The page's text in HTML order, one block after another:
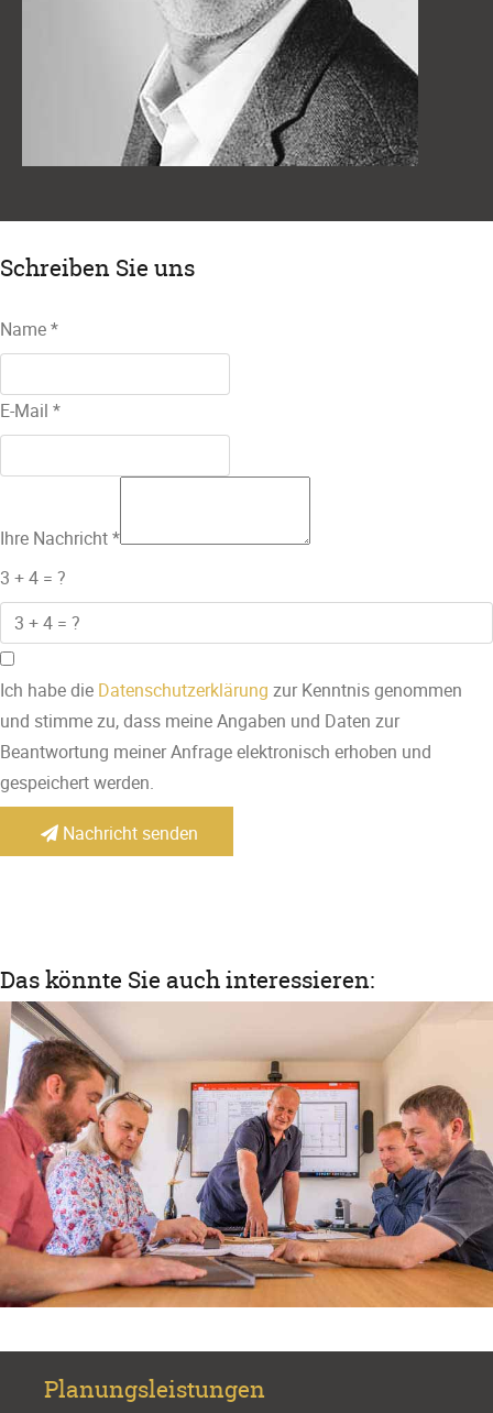
Schreiben Sie uns
Name*
E-Mail *
Ihre Nachricht*
3 + 4 = ?
Ich habe die Datenschutzerklärung zur Kenntnis genommen
und stimme zu, dass meine Angaben und Daten zur
Beantwortung meiner Anfrage elektronisch erhoben und
gespeichert werden.
Nachricht senden
Das könnte Sie auch interessieren:
Planungsleistungen